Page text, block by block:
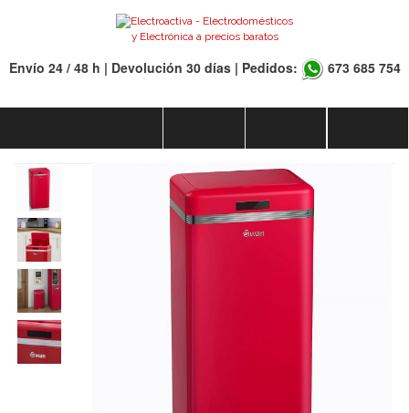
Envío 24 / 48 h | Devolución 30 días | Pedidos: 673 685 754